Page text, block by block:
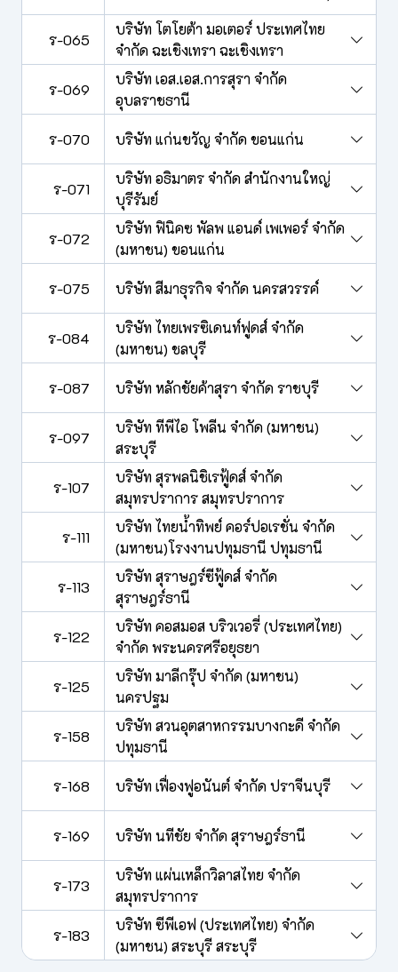
ร-065
บริษัท โตโยต้า มอเตอร์ ประเทศไทย
จำกัด ฉะเชิงเทรา ฉะเชิงเทรา
ร-069
บริษัท เอส.เอส.การสุรา จำกัด
อุบลราชธานี
ร-070 บริษัท แก่นขวัญ จำกัด ขอนแก่น
ร-071
บริษัท อธิมาตร จำกัด สำนักงานใหญ่
บุรีรัมย์
ร-072
บริษัท ฟินิคซ พัลพ แอนด์ เพเพอร์ จำกัด
(มหาชน) ขอนแก่น
ร-075 บริษัท สีมาธุรกิจ จำกัด นครสวรรค์
ร-084
บริษัท ไทยเพรซิเดนท์ฟูดส์ จำกัด
(มหาชน) ชลบุรี
ร-087 บริษัท หลักชัยค้าสุรา จำกัด ราชบุรี
ร-097
บริษัท ทีพีไอ โพลีน จำกัด (มหาชน)
สระบุรี
ร-107
บริษัท สุรพลนิชิเรฟู้ดส์ จำกัด
สมุทรปราการ สมุทรปราการ
ร-111
บริษัท ไทยน้ำทิพย์ คอร์ปอเรชั่น จำกัด
(มหาชน)โรงงานปทุมธานี ปทุมธานี
ร-113
บริษัท สุราษฎร์ซีฟู้ดส์ จำกัด
สุราษฎร์ธานี
ร-122
บริษัท คอสมอส บริวเวอรี่ (ประเทศไทย)
จำกัด พระนครศรีอยุธยา
ร-125
บริษัท มาลีกรุ๊ป จำกัด (มหาชน)
นครปฐม
ร-158
บริษัท สวนอุตสาหกรรมบางกะดี จำกัด
ปทุมธานี
ร-168 บริษัท เฟื่องฟูอนันต์ จำกัด ปราจีนบุรี
ร-169 บริษัท นทีชัย จำกัด สุราษฎร์ธานี
ร-173
บริษัท แผ่นเหล็กวิลาสไทย จำกัด
สมุทรปราการ
ร-183
บริษัท ซีพีเอฟ (ประเทศไทย) จำกัด
(มหาชน) สระบุรี สระบุรี